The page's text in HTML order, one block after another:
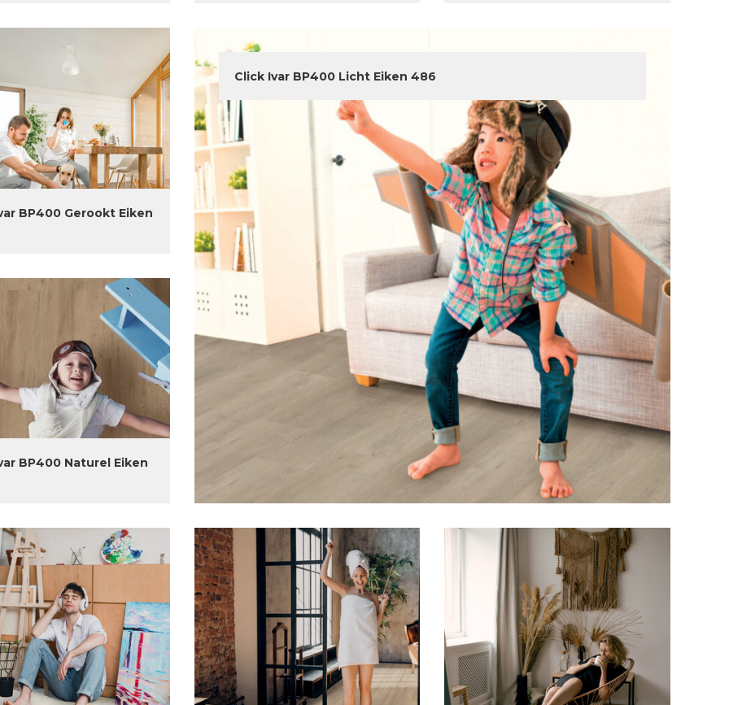
BP400 Gerookt Eiken
BP400 Naturel Eiken
Click Ivar BP400 Licht Eiken 486